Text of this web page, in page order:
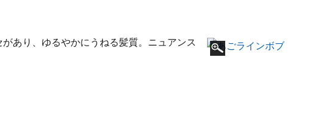
あり、ゆるやかにうねる髪質。ニュアンス